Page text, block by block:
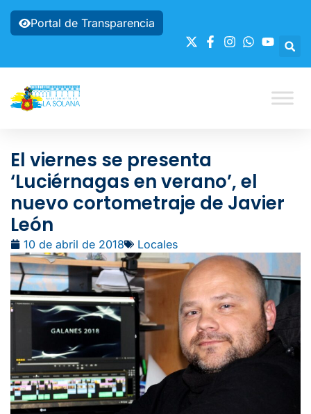
Portal de Transparencia
El viernes se presenta
‘Luciérnagas en verano’, el
nuevo cortometraje de Javier
León
10 de abril de 2018 Locales